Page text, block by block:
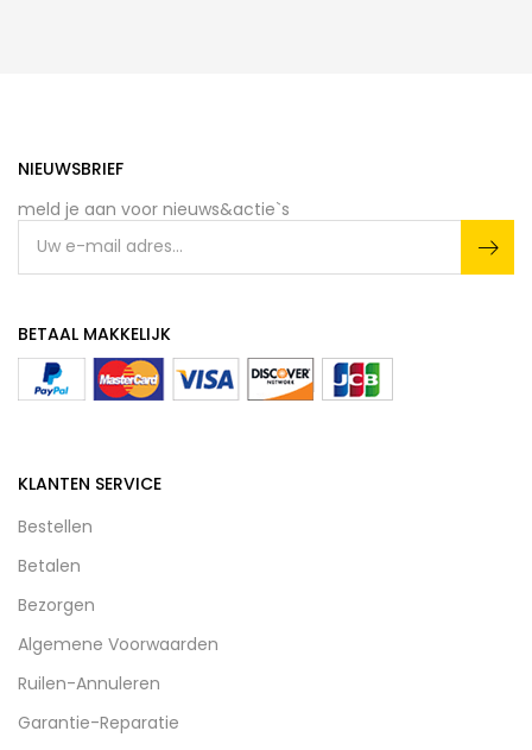
NIEUWSBRIEF
meld je aan voor nieuws&actie`s
BETAAL MAKKELIJK
KLANTEN SERVICE
Bestellen
Betalen
Bezorgen
Algemene Voorwaarden
Ruilen-Annuleren
Garantie-Reparatie